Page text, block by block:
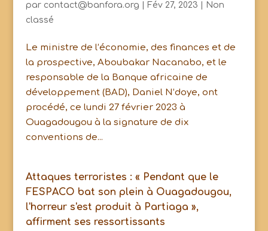
par contact@banfora.org Fév 27, 2023
Non
classé
Le ministre de l’économie, des finances et de
la prospective, Aboubakar Nacanabo, et le
responsable de la Banque africaine de
développement (BAD), Daniel N’doye, ont
procédé, ce lundi 27 février 2023 à
Ouagadougou à la signature de dix
conventions de...
Attaques terroristes : « Pendant que le
FESPACO bat son plein à Ouagadougou,
l'horreur s'est produit à Partiaga »,
affirment ses ressortissants